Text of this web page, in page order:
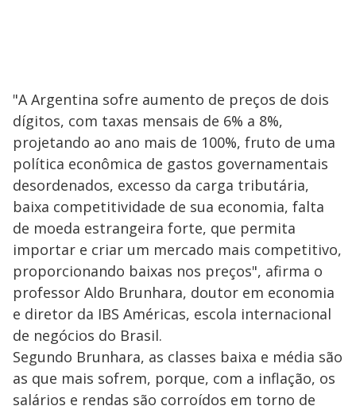
"A Argentina sofre aumento de preços de dois
dígitos, com taxas mensais de 6% a 8%,
projetando ao ano mais de 100%, fruto de uma
política econômica de gastos governamentais
desordenados, excesso da carga tributária,
baixa competitividade de sua economia, falta
de moeda estrangeira forte, que permita
importar e criar um mercado mais competitivo,
proporcionando baixas nos preços", afirma o
professor Aldo Brunhara, doutor em economia
e diretor da IBS Américas, escola internacional
de negócios do Brasil.
Segundo Brunhara, as classes baixa e média são
as que mais sofrem, porque, com a inflação, os
salários e rendas são corroídos em torno de